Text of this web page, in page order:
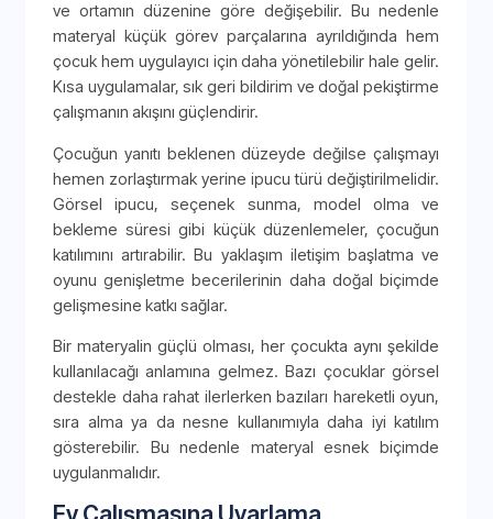
ve ortamın düzenine göre değişebilir. Bu nedenle
materyal küçük görev parçalarına ayrıldığında hem
çocuk hem uygulayıcı için daha yönetilebilir hale gelir.
Kısa uygulamalar, sık geri bildirim ve doğal pekiştirme
çalışmanın akışını güçlendirir.
Çocuğun yanıtı beklenen düzeyde değilse çalışmayı
hemen zorlaştırmak yerine ipucu türü değiştirilmelidir.
Görsel ipucu, seçenek sunma, model olma ve
bekleme süresi gibi küçük düzenlemeler, çocuğun
katılımını artırabilir. Bu yaklaşım iletişim başlatma ve
oyunu genişletme becerilerinin daha doğal biçimde
gelişmesine katkı sağlar.
Bir materyalin güçlü olması, her çocukta aynı şekilde
kullanılacağı anlamına gelmez. Bazı çocuklar görsel
destekle daha rahat ilerlerken bazıları hareketli oyun,
sıra alma ya da nesne kullanımıyla daha iyi katılım
gösterebilir. Bu nedenle materyal esnek biçimde
uygulanmalıdır.